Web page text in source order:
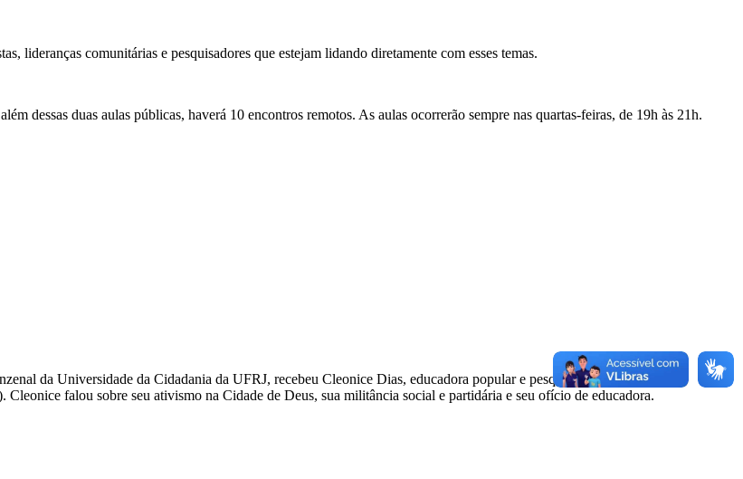
lideranças comunitárias e pesquisadores que estejam lidando diretamente com esses temas.
dessas duas aulas públicas, haverá 10 encontros remotos. As aulas ocorrerão sempre nas quartas-feiras, de 19h às 21h.
da Universidade da Cidadania da UFRJ, recebeu Cleonice Dias, educadora popular e pesquisadora do Dicionário
falou sobre seu ativismo na Cidade de Deus, sua militância social e partidária e seu ofício de educadora.